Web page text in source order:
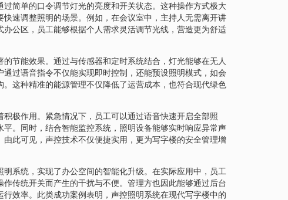
简单的口令调节灯光的亮度和开关状态。这种操作方式极大
速调整照明的场景。例如，在会议室中，主持人无需离开讲
公区，员工能够根据个人需求灵活调节光线，营造更为舒适
节能效果。通过与传感器和定时系统结合，灯光能够在无人
过语音指令不仅能实现即时控制，还能预设照明模式，如会
这种精准的能源管理不仅降低了运营成本，也符合现代绿色
极作用。紧急情况下，员工可以通过语音快速开启全部照
。同时，结合智能监控系统，照明设备能够实时响应异常声
此可见，声控技术不仅便捷实用，更为写字楼的安全管理增
系统，实现了办公空间的智能化升级。在实际应用中，员工
传统开关而产生的干扰与不便。管理方也因此能够通过后台
效率。此类成功案例表明，声控照明系统在现代写字楼中的